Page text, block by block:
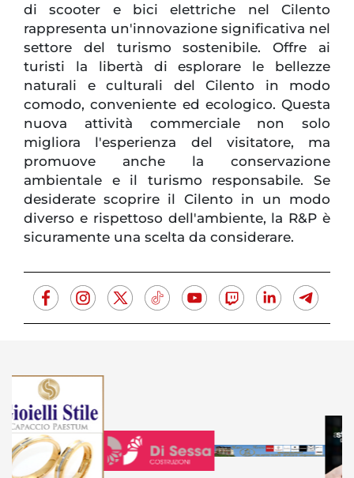
di scooter e bici elettriche nel Cilento
rappresenta un'innovazione significativa nel
settore del turismo sostenibile. Offre ai
turisti la libertà di esplorare le bellezze
naturali e culturali del Cilento in modo
comodo, conveniente ed ecologico. Questa
nuova attività commerciale non solo
migliora l'esperienza del visitatore, ma
promuove anche la conservazione
ambientale e il turismo responsabile. Se
desiderate scoprire il Cilento in un modo
diverso e rispettoso dell'ambiente, la R&P è
sicuramente una scelta da considerare.